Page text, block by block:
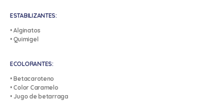
ESTABILIZANTES:
• Alginatos
• Quimigel
ECOLORANTES:
• Betacaroteno
• Color Caramelo
• Jugo de betarraga